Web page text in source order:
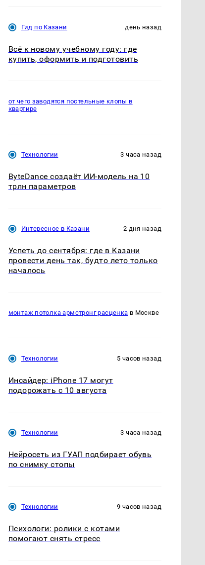
Гид по Казани день назад
Всё к новому учебному году: где
купить, оформить и подготовить
от чего заводятся постельные клопы в
квартире
Технологии 3 часа назад
ByteDance создаёт ИИ-модель на 10
трлн параметров
Интересное в Казани 2 дня назад
Успеть до сентября: где в Казани
провести день так, будто лето только
началось
монтаж потолка армстронг расценка в Москве
Технологии 5 часов назад
Инсайдер: iPhone 17 могут
подорожать с 10 августа
Технологии 3 часа назад
Нейросеть из ГУАП подбирает обувь
по снимку стопы
Технологии 9 часов назад
Психологи: ролики с котами
помогают снять стресс